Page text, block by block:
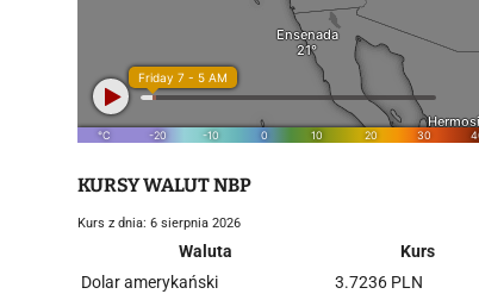
KURSY WALUT NBP
Kurs z dnia: 6 sierpnia 2026
Waluta
Kurs
Dolar amerykański
3.7236 PLN